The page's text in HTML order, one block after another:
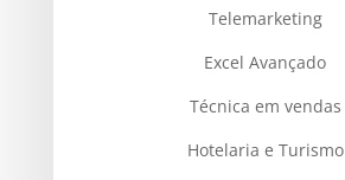
Telemarketing
Excel Avançado
Técnica em vendas
Hotelaria e Turismo